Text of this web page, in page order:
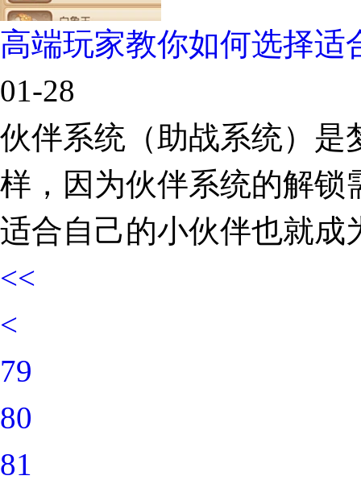
高端玩家教你如何选择适
01-28
伙伴系统（助战系统）是
样，因为伙伴系统的解锁
适合自己的小伙伴也就成
<<
<
79
80
81